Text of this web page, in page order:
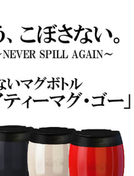
9月号(通巻527号)」に掲載されま
ゴトon×off」に掲載されました
事のみかた」に掲載されました
ちかど情報室」（NHKさん）で紹
ド！」（テレビ朝日さん）で紹介さ
ズバッ！」（TBSさん）で紹介さ
さん）で紹介されました
ッズ！」（web R25さん）で紹介
貨」（徳間書店さん）に掲載され
ＩＯＮ！！」（テレビ朝日さん）
式会社産業経済新聞社さん）イ
掲載されました
（日本テレビさん）で紹介されま
テレビさん）で紹介されました
（フジテレビさん）で紹介されまし
し」（日本テレビさん）で紹介さ
こちらをご覧ください